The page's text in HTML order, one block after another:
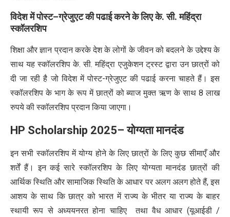
विदेशमेंपोस्ट–ग्रेजुएटकीपढाईकरनेकेलिएके. सी. महिंद्रा
स्कॉलरशिप
शिक्षा और ज्ञान प्रदान करके देश के लोगों के जीवन को बदलने के उद्देश्य के
साथ यह स्कॉलरशिप के. सी. महिंद्रा एजुकेशन ट्रस्ट द्वारा उन छात्रों को
दी जा रही है जो विदेश में पोस्ट-ग्रेजुएट की पढाई करना चाहते हैं। इस
स्कॉलरशिप के भाग के रूप में छात्रों को ब्याज मुक्त ऋण के साथ 8 लाख
रुपये की स्कॉलरशिप प्रदान किया जाएगा।
HP Scholarship 2025–योग्यता मानदंड
इन सभी स्कॉलरशिप में योग्य होने के लिए छात्रों के लिए कुछ सीमाएँ और
शर्तें हैं। इन कई सारे स्कॉलरशिप के लिए योग्यता मानदंड छात्रों की
आर्थिक स्थिति और सामाजिक स्थिति के आधार पर अलग अलग होते हैं, इस
आशय के साथ कि छात्र को भारत में राज्य के भीतर या राज्य के बाहर
स्थायी रूप से अध्ययनरत होना चाहिए तथा वैध आधार (यूआईडी /